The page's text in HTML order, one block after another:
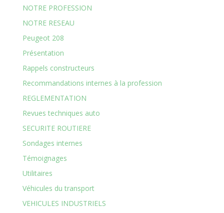
NOTRE PROFESSION
NOTRE RESEAU
Peugeot 208
Présentation
Rappels constructeurs
Recommandations internes à la profession
REGLEMENTATION
Revues techniques auto
SECURITE ROUTIERE
Sondages internes
Témoignages
Utilitaires
Véhicules du transport
VEHICULES INDUSTRIELS